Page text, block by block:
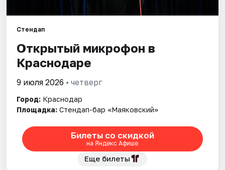
Площадки
Артисты
Стендап
Открытый микрофон в
Краснодаре
9 июля 2026 • четверг
Город: Краснодар
Площадка: Стендап-бар «Маяковский»
Билеты со скидкой
на Яндекс Афише
Еще билеты